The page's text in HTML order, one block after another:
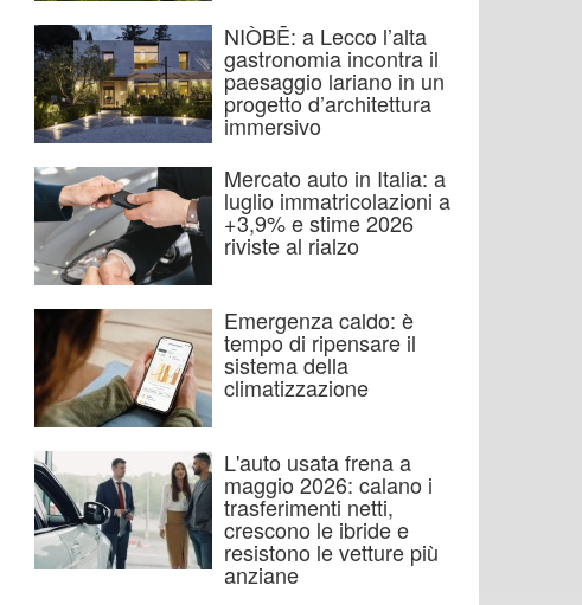
NIÒBĒ: a Lecco l’alta
gastronomia incontra il
paesaggio lariano in un
progetto d’architettura
immersivo
Mercato auto in Italia: a
luglio immatricolazioni a
+3,9% e stime 2026
riviste al rialzo
Emergenza caldo: è
tempo di ripensare il
sistema della
climatizzazione
L'auto usata frena a
maggio 2026: calano i
trasferimenti netti,
crescono le ibride e
resistono le vetture più
anziane